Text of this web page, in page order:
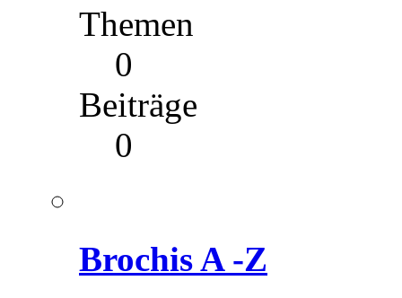
Themen
0
Beiträge
0
Brochis A -Z